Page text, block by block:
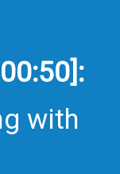
with